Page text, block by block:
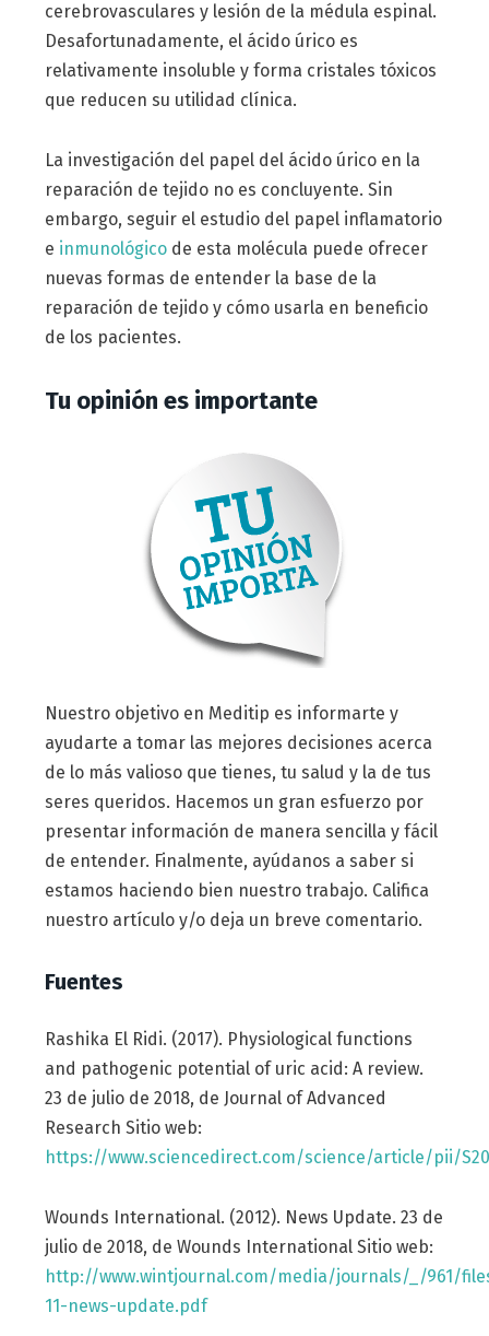
cerebrovasculares y lesión de la médula espinal.
Desafortunadamente, el ácido úrico es
relativamente insoluble y forma cristales tóxicos
que reducen su utilidad clínica.
La investigación del papel del ácido úrico en la
reparación de tejido no es concluyente. Sin
embargo, seguir el estudio del papel inflamatorio
e inmunológicode esta molécula puede ofrecer
nuevas formas de entender la base de la
reparación de tejido y cómo usarla en beneficio
de los pacientes.
Tu opinión es importante
Nuestro objetivo en Meditip es informarte y
ayudarte a tomar las mejores decisiones acerca
de lo más valioso que tienes, tu salud y la de tus
seres queridos. Hacemos un gran esfuerzo por
presentar información de manera sencilla y fácil
de entender. Finalmente, ayúdanos a saber si
estamos haciendo bien nuestro trabajo. Califica
nuestro artículo y/o deja un breve comentario.
Fuentes
Rashika El Ridi. (2017). Physiological functions
and pathogenic potential of uric acid: A review.
23 de julio de 2018, de Journal of Advanced
Research Sitio web:
https://www.sciencedirect.com/science/article/pii/
Wounds International. (2012). News Update. 23 de
julio de 2018, de Wounds International Sitio web:
http://www.wintjournal.com/media/journals/_/961/
11-news-update.pdf